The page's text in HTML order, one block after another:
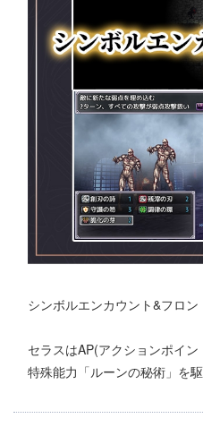
シンボルエンカウント&フロ
セラスはAP(アクションポイ
特殊能力「ルーンの秘術」を